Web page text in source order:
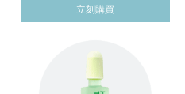
立刻購買